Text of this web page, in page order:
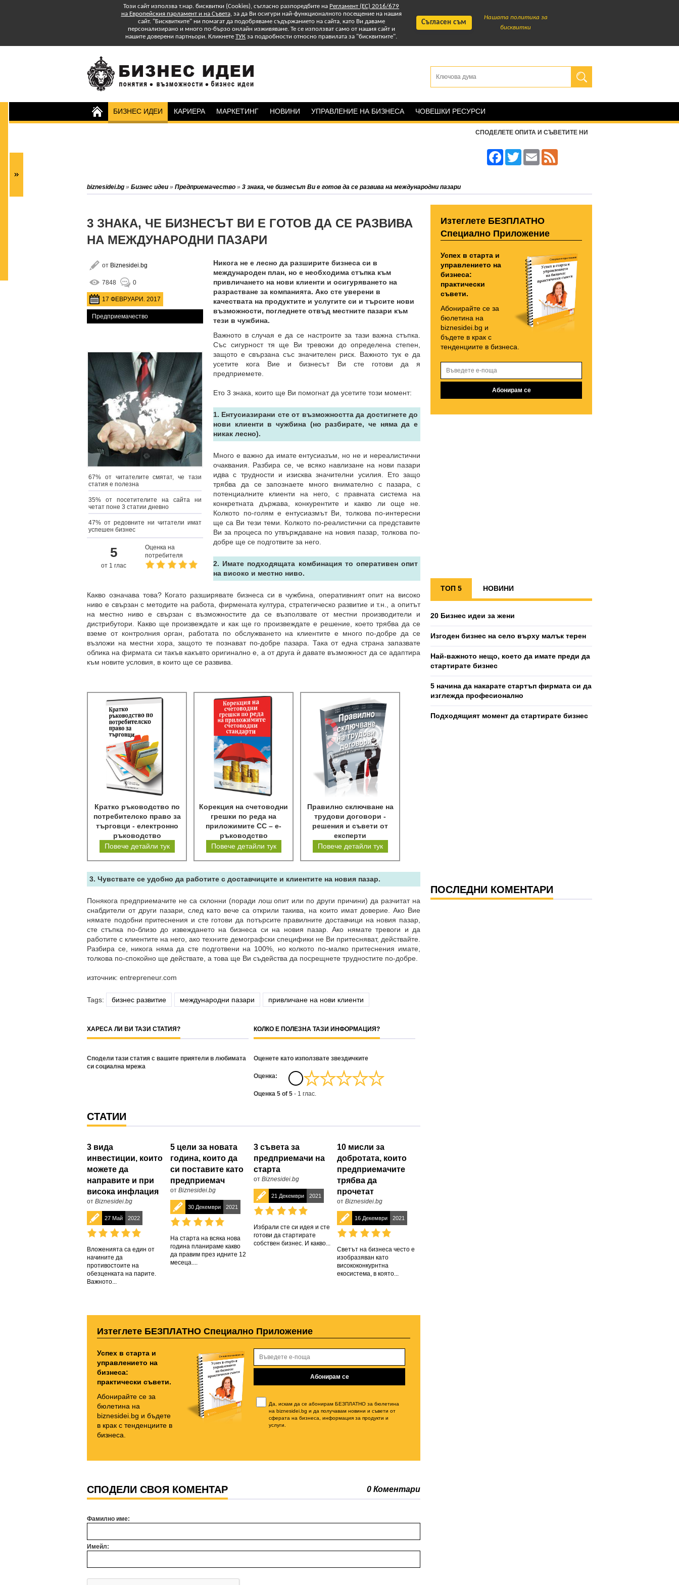
Съгласен съм
Нашата политика за
бисквитки
Този сайт използва т.нар. бисквитки (Cookies), съгласно разпоредбите на Регламент (ЕС) 2016/679
на Европейския парламент и на Съвета, за да Ви осигури най-функционалното посещение на нашия
сайт. "Бисквитките" ни помагат да подобряваме съдържанието на сайта, като Ви даваме
персонализирано и много по-бързо онлайн изживяване. Те се използват само от нашия сайт и
нашите доверени партньори. Кликнете ТУК за подробности относно правилата за "бисквитките".
БИЗНЕС ИДЕИ КАРИЕРА МАРКЕТИНГ НОВИНИ УПРАВЛЕНИЕ НА БИЗНЕСА ЧОВЕШКИ РЕСУРСИ
СПОДЕЛЕТЕ ОПИТА И СЪВЕТИТЕ НИ
FacebookTwitter Email
biznesidei.bg » Бизнес идеи » Предприемачество » 3 знака, че бизнесът Ви е готов да се развива на международни пазари
3 ЗНАКА, ЧЕ БИЗНЕСЪТ ВИ Е ГОТОВ ДА СЕ РАЗВИВА
НА МЕЖДУНАРОДНИ ПАЗАРИ
от Biznesidei.bg
7848 0
17 ФЕВРУАРИ. 2017
Предприемачество
67% от читателите смятат, че тази
статия е полезна
35% от посетителите на сайта ни
четат поне 3 статии дневно
47% от редовните ни читатели имат
успешен бизнес
5
от 1 глас
Оценка на
потребителя
Никога не е лесно да разширите бизнеса си в
международен план, но е необходима стъпка към
привличането на нови клиенти и осигуряването на
разрастване за компанията. Ако сте уверени в
качествата на продуктите и услугите си и търсите нови
възможности, погледнете отвъд местните пазари към
тези в чужбина.
Важното в случая е да се настроите за тази важна стъпка.
Със сигурност тя ще Ви тревожи до определена степен,
защото е свързана със значителен риск. Важното тук е да
усетите кога Вие и бизнесът Ви сте готови да я
предприемете.
Ето 3 знака, които ще Ви помогнат да усетите този момент:
1. Ентусиазирани сте от възможността да достигнете до
нови клиенти в чужбина (но разбирате, че няма да е
никак лесно).
Много е важно да имате ентусиазъм, но не и нереалистични
очаквания. Разбира се, че всяко навлизане на нови пазари
идва с трудности и изисква значителни усилия. Ето защо
трябва да се запознаете много внимателно с пазара, с
потенциалните клиенти на него, с правната система на
конкретната държава, конкурентите и какво ли още не.
Колкото по-голям е ентусиазмът Ви, толкова по-интересни
ще са Ви тези теми. Колкото по-реалистични са представите
Ви за процеса по утвърждаване на новия пазар, толкова по-
добре ще се подготвите за него.
2. Имате подходящата комбинация то оперативен опит
на високо и местно ниво.
Какво означава това? Когато разширявате бизнеса си в чужбина, оперативният опит на високо
ниво е свързан с методите на работа, фирмената култура, стратегическо развитие и т.н., а опитът
на местно ниво е свързан с възможностите да се възползвате от местни производители и
дистрибутори. Какво ще произвеждате и как ще го произвеждате е решение, което трябва да се
вземе от контролния орган, работата по обслужването на клиентите е много по-добре да се
възложи на местни хора, защото те познават по-добре пазара. Така от една страна запазвате
облика на фирмата си такъв какъвто оригинално е, а от друга ѝ давате възможност да се адаптира
към новите условия, в които ще се развива.
Кратко ръководство по
потребителско право за
търговци - електронно
ръководство
Повече детайли тук
Корекция на счетоводни
грешки по реда на
приложимите СС – е-
ръководство
Повече детайли тук
Правилно сключване на
трудови договори -
решения и съвети от
експерти
Повече детайли тук
3. Чувствате се удобно да работите с доставчиците и клиентите на новия пазар.
Понякога предприемачите не са склонни (поради лош опит или по други причини) да разчитат на
снабдители от други пазари, след като вече са открили такива, на които имат доверие. Ако Вие
нямате подобни притеснения и сте готови да потърсите правилните доставчици на новия пазар,
сте стъпка по-близо до извеждането на бизнеса си на новия пазар. Ако нямате тревоги и да
работите с клиентите на него, ако техните демографски специфики не Ви притесняват, действайте.
Разбира се, никога няма да сте подготвени на 100%, но колкото по-малко притеснения имате,
толкова по-спокойно ще действате, а това ще Ви съдейства да посрещнете трудностите по-добре.
източник: entrepreneur.com
Tags: бизнес развитие международни пазари привличане на нови клиенти
ХАРЕСА ЛИ ВИ ТАЗИ СТАТИЯ?
Сподели тази статия с вашите приятели в любимата
си социална мрежа
КОЛКО Е ПОЛЕЗНА ТАЗИ ИНФОРМАЦИЯ?
Оценете като използвате звездичките
Oценка:
Оценка 5 of 5 - 1 глас.
СТАТИИ
3 вида
инвестиции, които
можете да
направите и при
висока инфлация
от Biznesidei.bg
27 Май 2022
Вложенията са един от
начините да
противостоите на
обезценката на парите.
Важното...
5 цели за новата
година, които да
си поставите като
предприемач
от Biznesidei.bg
30 Декември 2021
На старта на всяка нова
година планираме какво
да правим през идните 12
месеца....
3 съвета за
предприемачи на
старта
от Biznesidei.bg
21 Декември 2021
Избрали сте си идея и сте
готови да стартирате
собствен бизнес. И какво...
10 мисли за
добротата, които
предприемачите
трябва да
прочетат
от Biznesidei.bg
16 Декември 2021
Светът на бизнеса често е
изобразяван като
висококонкурнтна
екосистема, в която...
Изтеглете БЕЗПЛАТНО Специално Приложение
Успех в старта и
управлението на
бизнеса:
практически съвети.
Абонирайте се за
бюлетина на
biznesidei.bg и бъдете
в крак с тенденциите в
бизнеса.
Да, искам да се абонирам БЕЗПЛАТНО за бюлетина
на biznesidei.bg и да получавам новини и съвети от
сферата на бизнеса, информация за продукти и
услуги.
СПОДЕЛИ СВОЯ КОМЕНТАР 0 Коментари
Фамилно име:
Имейл:
Изтеглете БЕЗПЛАТНО
Специално Приложение
Успех в старта и
управлението на
бизнеса:
практически
съвети.
Абонирайте се за
бюлетина на
biznesidei.bg и
бъдете в крак с
тенденциите в бизнеса.
ТОП 5 НОВИНИ
20 Бизнес идеи за жени
Изгоден бизнес на село върху малък терен
Най-важното нещо, което да имате преди да
стартирате бизнес
5 начина да накарате стартъп фирмата си да
изглежда професионално
Подходящият момент да стартирате бизнес
ПОСЛЕДНИ КОМЕНТАРИ
"Успех в старта и управлението на
Абонирайте се за бюлетина на
biznesidei.bg и бъдете в крак с